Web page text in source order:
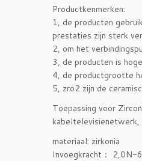
Productkenmerken:
1, de producten
prestaties zijn sterk
2, om het
3, de producten is
4, de productgrootte
5, zro2 zijn de
Toepassing voor
kabeltelevisienetwerk,
materiaal: zirkonia
Invoegkracht： 2,0N-